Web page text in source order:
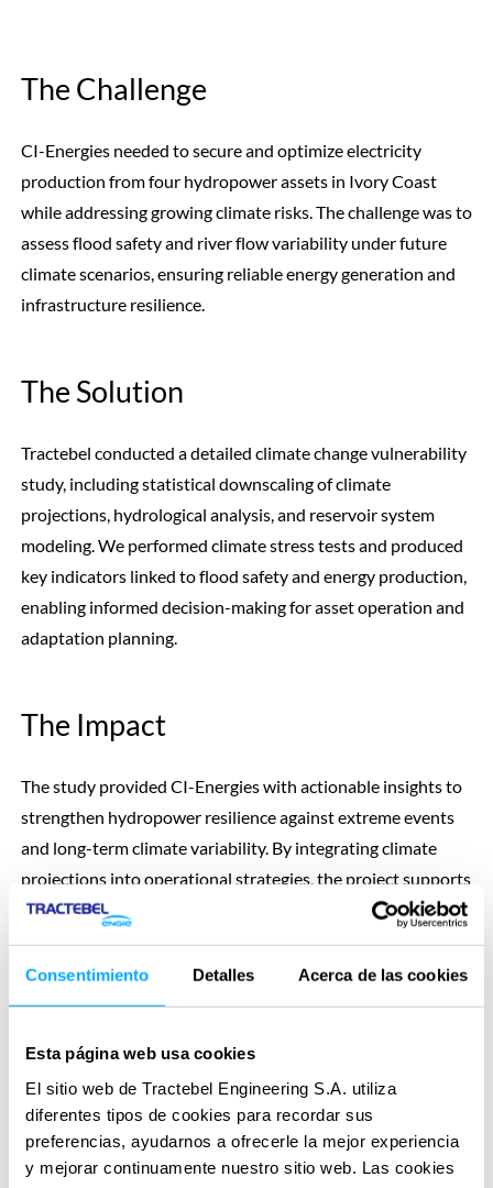
Consentimiento Detalles Acerca de las cookies
Esta página web usa cookies
El sitio web de Tractebel Engineering S.A. utiliza
diferentes tipos de cookies para recordar sus
preferencias, ayudarnos a ofrecerle la mejor experiencia
y mejorar continuamente nuestro sitio web. Las cookies
Environmental impact assessment & licensing
The Challenge
CI-Energies needed to secure and optimize electricity
production from four hydropower assets in Ivory Coast
while addressing growing climate risks. The challenge was to
assess flood safety and river flow variability under future
climate scenarios, ensuring reliable energy generation and
infrastructure resilience.
The Solution
Tractebel conducted a detailed climate change vulnerability
study, including statistical downscaling of climate
projections, hydrological analysis, and reservoir system
modeling. We performed climate stress tests and produced
key indicators linked to flood safety and energy production,
enabling informed decision-making for asset operation and
adaptation planning.
The Impact
The study provided CI-Energies with actionable insights to
strengthen hydropower resilience against extreme events
and long-term climate variability. By integrating climate
projections into operational strategies, the project supports
sustainable energy generation, reduces risk of outages, and
enhances the reliability of Ivory Coast’s power supply.